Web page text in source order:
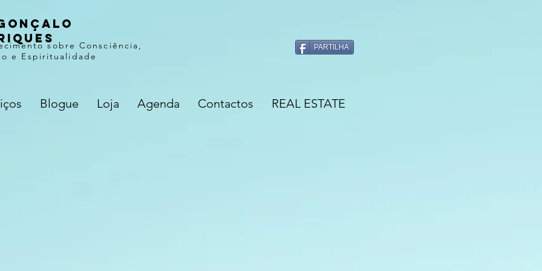
sobre Consciência,
e Espiritualidade
PARTILHA
Blogue Loja Agenda Contactos REAL ESTATE